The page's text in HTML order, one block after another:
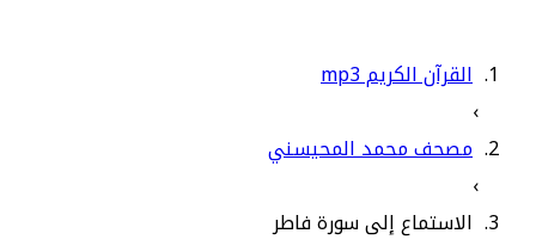
القرآن الكريم mp3
›
مصحف محمد المحيسني
›
الاستماع إلى سورة فاطر